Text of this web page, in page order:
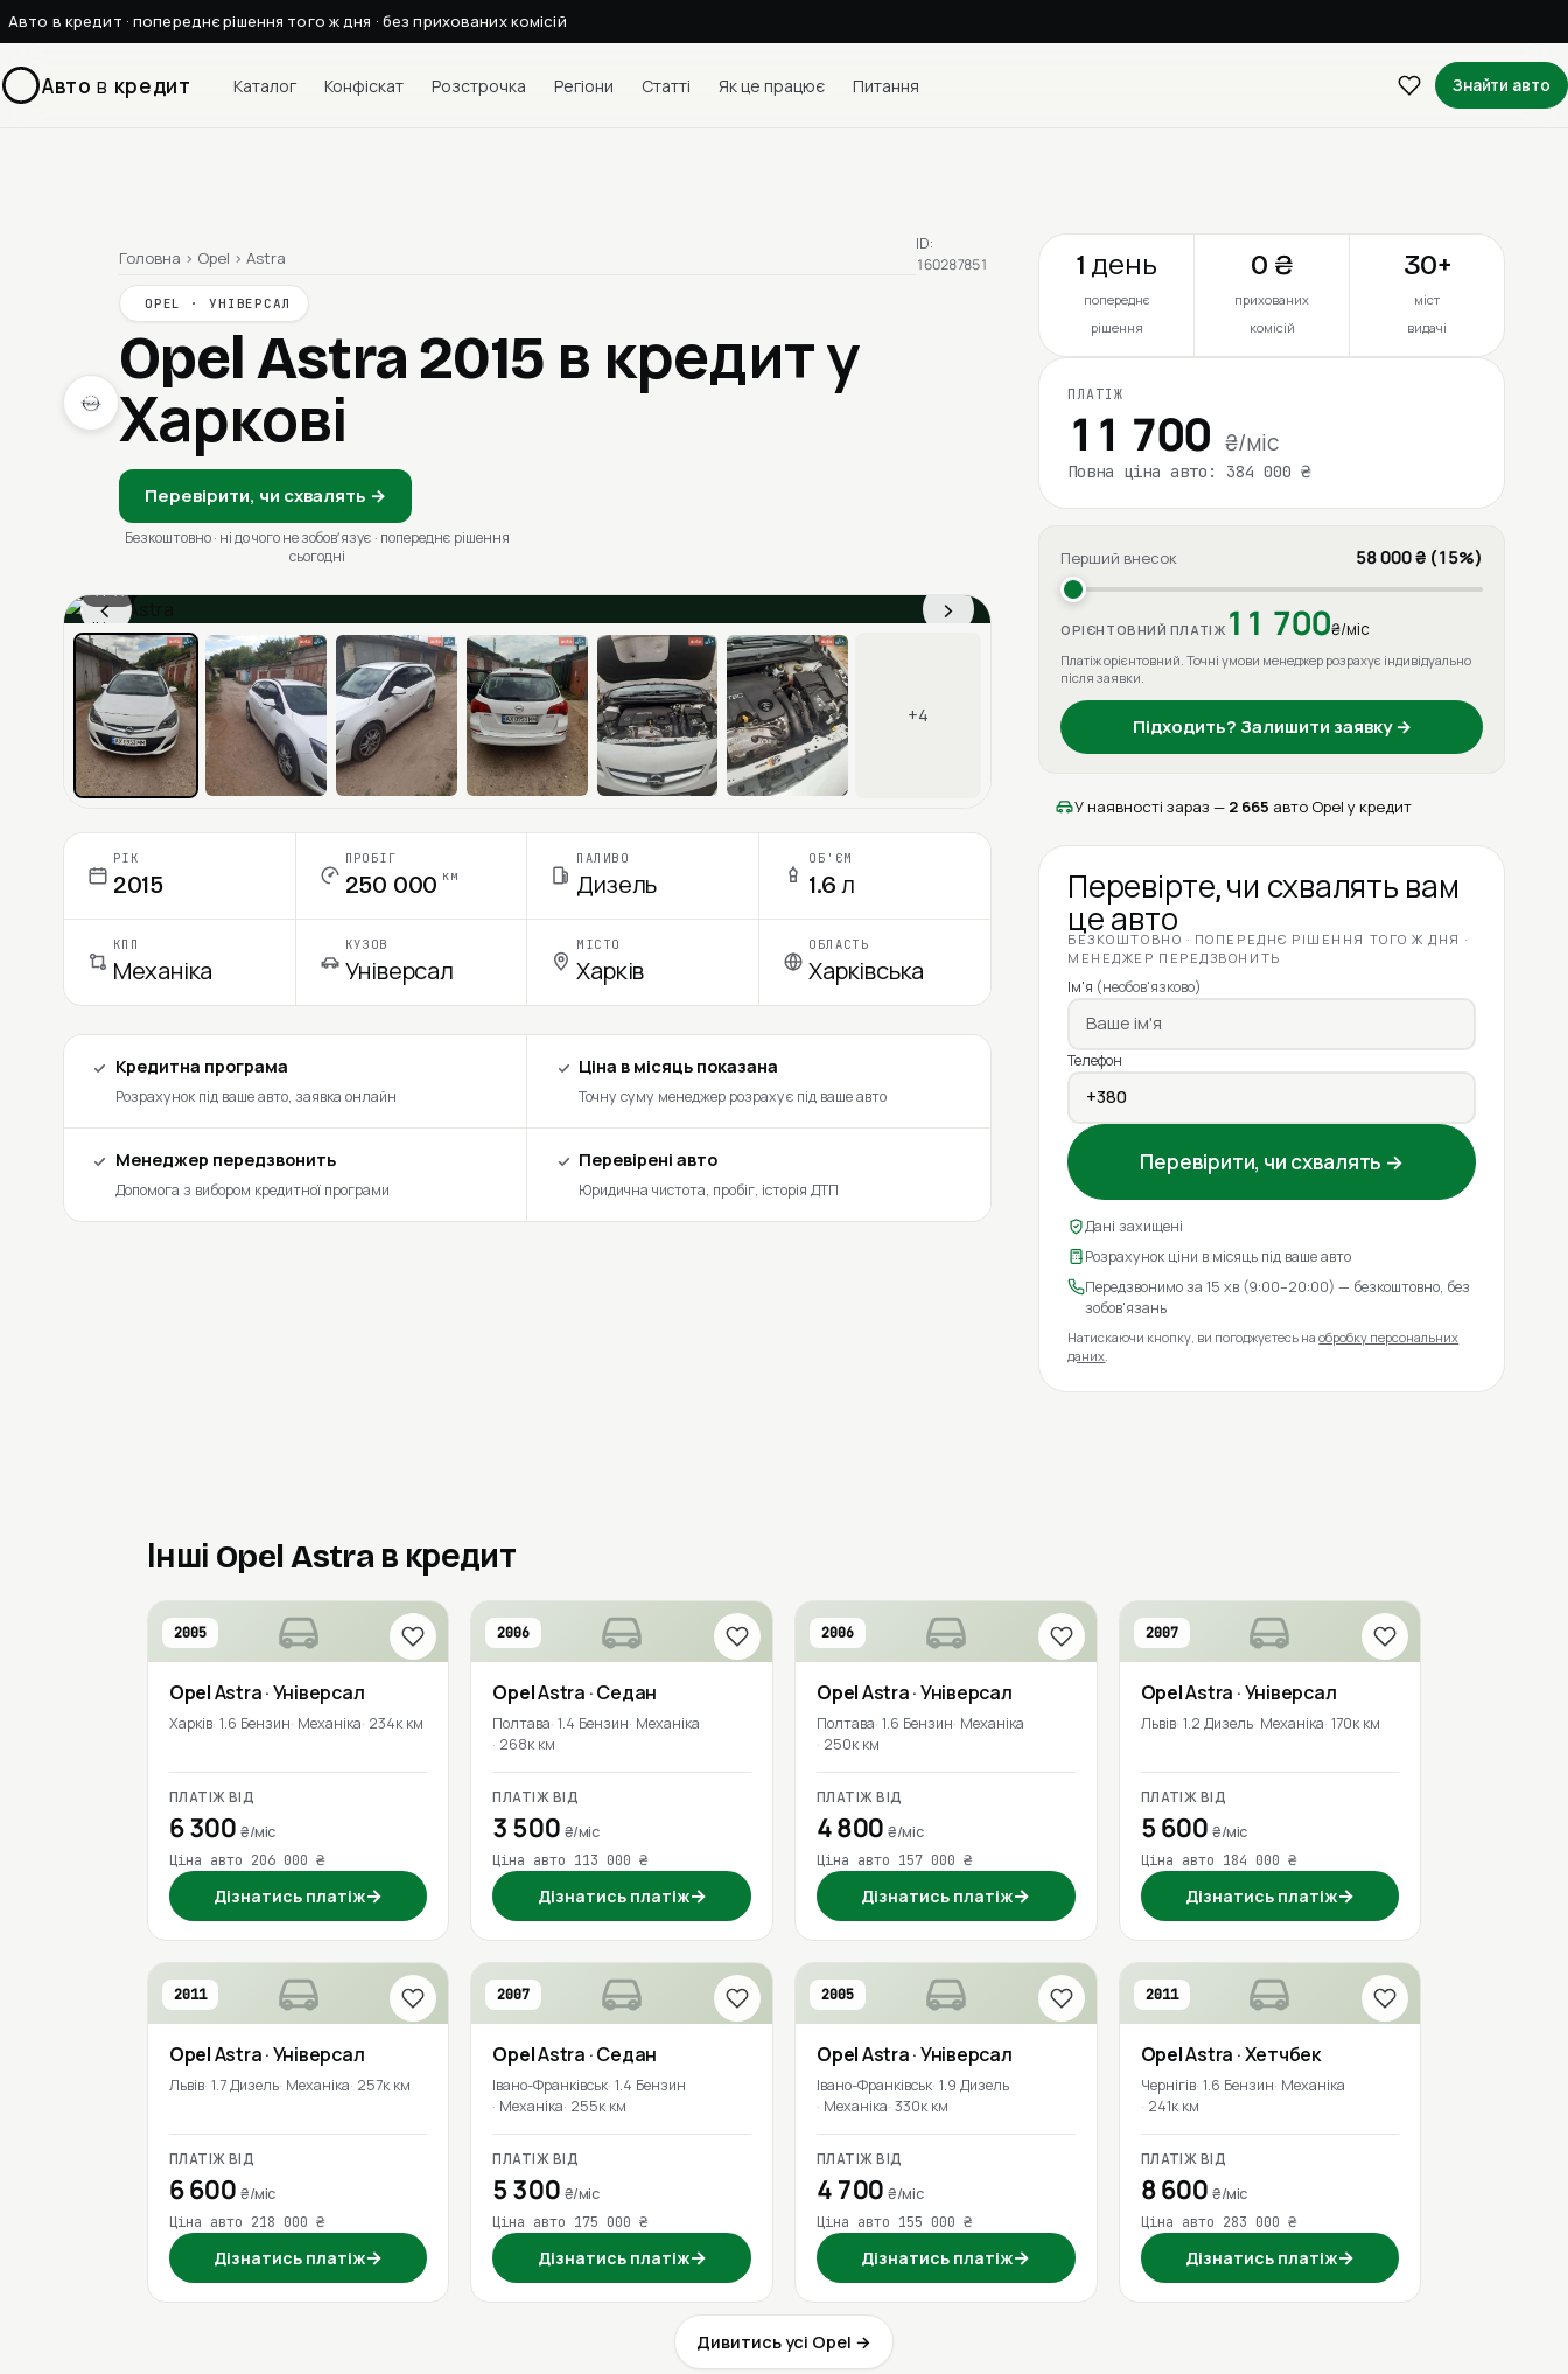
Авто в кредит · попереднє рішення того ж дня · без прихованих комісій
Авто в кредит Каталог Конфіскат Розстрочка Регіони Статті Як це працює Питання Знайти авто
Головна › Opel › Astra
OPEL · УНІВЕРСАЛ
Opel Astra 2015 в кредит у
Харкові
Перевірити, чи схвалять →
Безкоштовно · ні до чого не зобовʼязує · попереднє рішення
сьогодні
ID:
160287851
‹ ›
1 / 11
Ціна в місяць
+4
РІК
2015
ПРОБІГ
250 000 км
ПАЛИВО
Дизель
ОБ'ЄМ
1.6 л
КПП
Механіка
КУЗОВ
Універсал
МІСТО
Харків
ОБЛАСТЬ
Харківська
Кредитна програма
Розрахунок під ваше авто, заявка онлайн
Ціна в місяць показана
Точну суму менеджер розрахує під ваше авто
Менеджер передзвонить
Допомога з вибором кредитної програми
Перевірені авто
Юридична чистота, пробіг, історія ДТП
1 день
попереднє
рішення
0 ₴
прихованих
комісій
30+
міст
видачі
ПЛАТІЖ
11 700 ₴/міс
Повна ціна авто: 384 000 ₴
Перший внесок 58 000 ₴ (15%)
ОРІЄНТОВНИЙ ПЛАТІЖ 11 700₴/міс
Платіж орієнтовний. Точні умови менеджер розрахує індивідуально
після заявки.
Підходить? Залишити заявку →
У наявності зараз — 2 665 авто Opel у кредит
Перевірте, чи схвалять вам
це авто
БЕЗКОШТОВНО · ПОПЕРЕДНЄ РІШЕННЯ ТОГО Ж ДНЯ ·
МЕНЕДЖЕР ПЕРЕДЗВОНИТЬ
Ім'я (необов'язково)
Телефон
Перевірити, чи схвалять →
Дані захищені
Розрахунок ціни в місяць під ваше авто
Передзвонимо за 15 хв (9:00–20:00) — безкоштовно, без
зобов'язань
Натискаючи кнопку, ви погоджуєтесь наобробку персональних
даних
Інші Opel Astra в кредит
2005
OpelAstra· Універсал
Харків 1.6 Бензин Механіка 234к км
ПЛАТІЖ ВІД
6 300₴/міс
Ціна авто 206 000 ₴
Дізнатись платіж→
2006
OpelAstra · Седан
Полтава 1.4 Бензин Механіка
268к км
ПЛАТІЖ ВІД
3 500 ₴/міс
Ціна авто 113 000 ₴
Дізнатись платіж→
2006
OpelAstra· Універсал
Полтава 1.6 Бензин Механіка
250к км
ПЛАТІЖ ВІД
4 800₴/міс
Ціна авто 157 000 ₴
Дізнатись платіж→
2007
OpelAstra · Універсал
Львів 1.2 Дизель Механіка 170к км
ПЛАТІЖ ВІД
5 600 ₴/міс
Ціна авто 184 000 ₴
Дізнатись платіж→
2011
OpelAstra· Універсал
Львів 1.7 Дизель Механіка 257к км
ПЛАТІЖ ВІД
6 600₴/міс
Ціна авто 218 000 ₴
Дізнатись платіж→
2007
OpelAstra · Седан
Івано-Франківськ 1.4 Бензин
Механіка 255к км
ПЛАТІЖ ВІД
5 300 ₴/міс
Ціна авто 175 000 ₴
Дізнатись платіж→
2005
OpelAstra· Універсал
Івано-Франківськ 1.9 Дизель
Механіка 330к км
ПЛАТІЖ ВІД
4 700₴/міс
Ціна авто 155 000 ₴
Дізнатись платіж→
2011
OpelAstra · Хетчбек
Чернігів 1.6 Бензин Механіка
241к км
ПЛАТІЖ ВІД
8 600 ₴/міс
Ціна авто 283 000 ₴
Дізнатись платіж→
Дивитись усі Opel →